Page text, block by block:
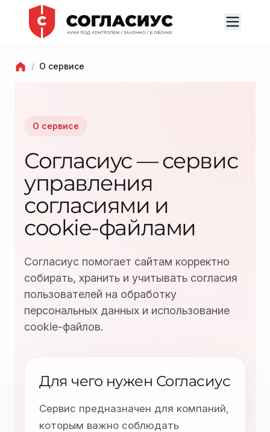
/ О сервисе
О сервисе
Согласиус — сервис
управления
согласиями и
cookie-файлами
Согласиус помогает сайтам корректно
собирать, хранить и учитывать согласия
пользователей на обработку
персональных данных и использование
cookie-файлов.
Для чего нужен Согласиус
Сервис предназначен для компаний,
которым важно соблюдать